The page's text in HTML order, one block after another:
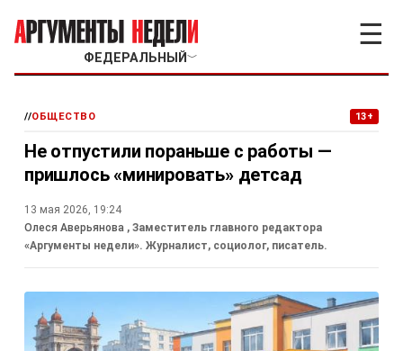
ФЕДЕРАЛЬНЫЙ ﹀
☰
//ОБЩЕСТВО 13+
Не отпустили пораньше с работы —
пришлось «минировать» детсад
13 мая 2026, 19:24
Олеся Аверьянова , Заместитель главного редактора
«Аргументы недели». Журналист, социолог, писатель.